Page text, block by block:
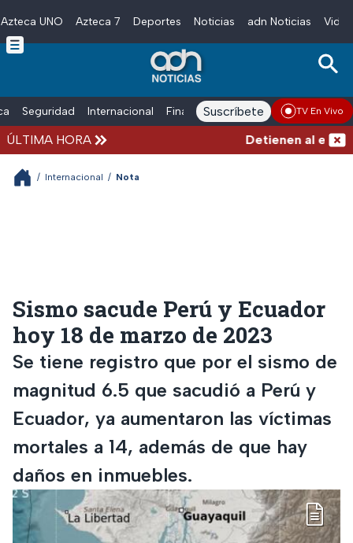
Skip to main content
Azteca UNO Azteca 7 Deportes Noticias adn Noticias
Seguridad Internacional Finanzas adn Noticias Radio
Suscríbete TV En Vivo
ÚLTIMA HORA Detienen al
/ Internacional / Nota
Sismo sacude Perú y Ecuador
hoy 18 de marzo de 2023
Se tiene registro que por el sismo de
magnitud 6.5 que sacudió a Perú y
Ecuador, ya aumentaron las víctimas
mortales a 14, además de que hay
daños en inmuebles.